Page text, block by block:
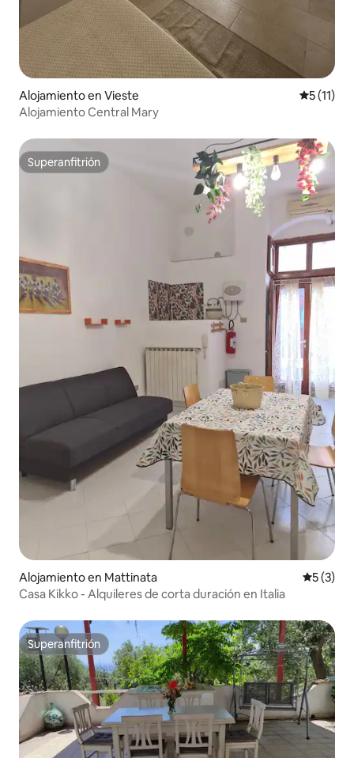
Alojamiento en Vieste
5 (11)
Alojamiento Central Mary
Superanfitrión
Superanfitrión
Alojamiento en Mattinata
5 (3)
Casa Kikko - Alquileres de corta duración en Italia
Superanfitrión
Superanfitrión